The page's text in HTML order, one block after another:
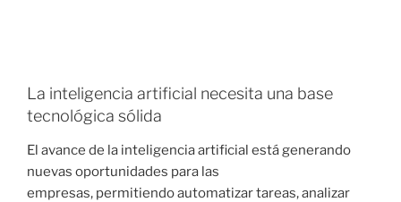
La inteligencia artificial necesita una base
tecnológica sólida
El avance de la inteligencia artificial está generando
nuevas oportunidades para las
empresas, permitiendo automatizar tareas, analizar